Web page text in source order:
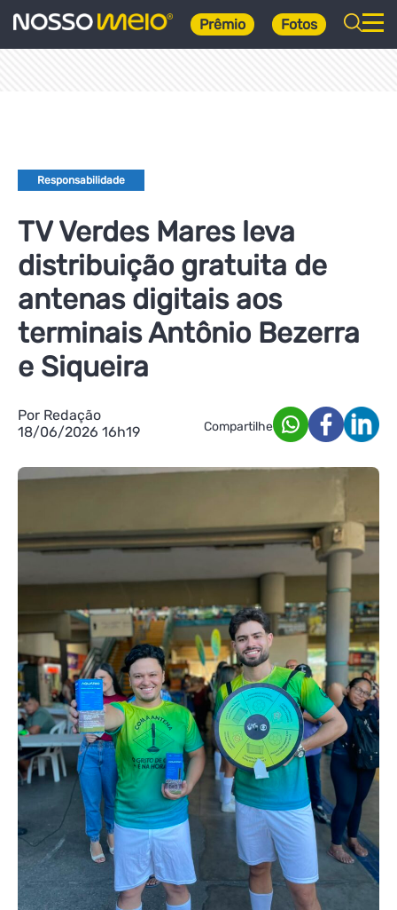
Prêmio Fotos
Responsabilidade
TV Verdes Mares leva
distribuição gratuita de
antenas digitais aos
terminais Antônio Bezerra
e Siqueira
Por Redação
18/06/2026 16h19
Compartilhe